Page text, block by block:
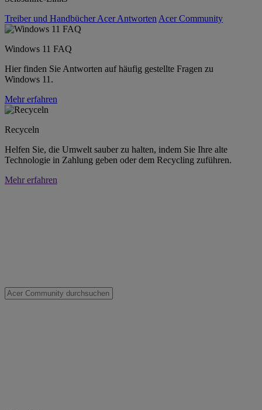
Treiber und HandbücherAcer Antworten Acer Community
Windows 11 FAQ
Hier finden Sie Antworten auf häufig gestellte Fragen zu
Windows 11.
Mehr erfahren
Recyceln
Helfen Sie, die Umwelt sauber zu halten, indem Sie Ihre alte
Technologie in Zahlung geben oder dem Recycling zuführen.
Mehr erfahren